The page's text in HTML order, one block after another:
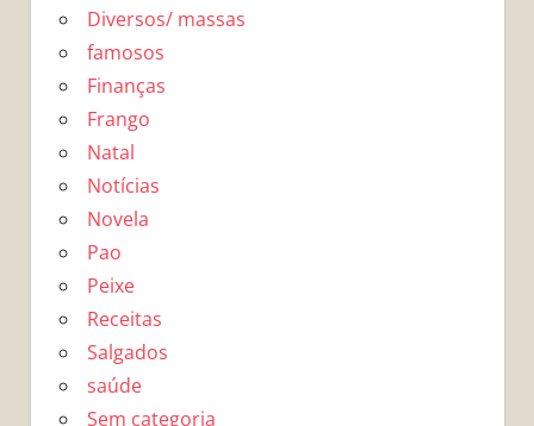
Diversos/ massas
famosos
Finanças
Frango
Natal
Notícias
Novela
Pao
Peixe
Receitas
Salgados
saúde
Sem categoria